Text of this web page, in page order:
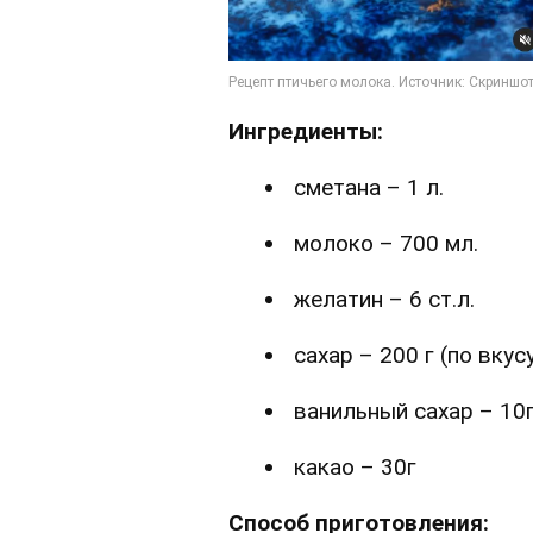
Ингредиенты:
сметана – 1 л.
молоко – 700 мл.
желатин – 6 ст.л.
сахар – 200 г (по
ванильный сахар –
какао – 30г
Способ приготовления: